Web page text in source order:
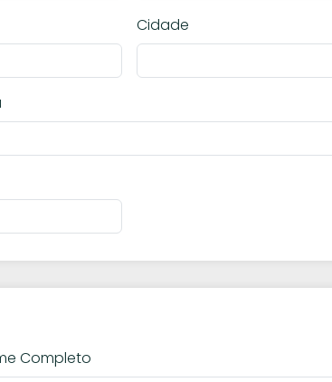
Cidade
Completo